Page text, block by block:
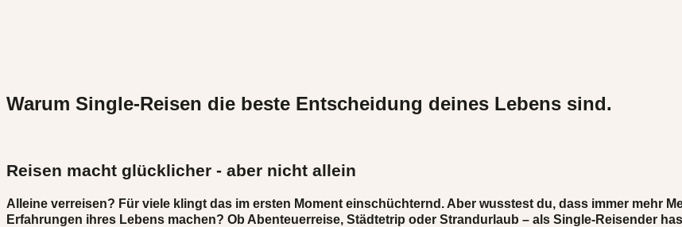
Warum Single-Reisen die beste Entscheidung deines Lebens sind.
Reisen macht glücklicher - aber nicht allein
Alleine verreisen? Für viele klingt das im ersten Moment einschüchternd. Aber wusstest du, dass immer mehr
Erfahrungen ihres Lebens machen? Ob Abenteuerreise, Städtetrip oder Strandurlaub – als Single-Reisender